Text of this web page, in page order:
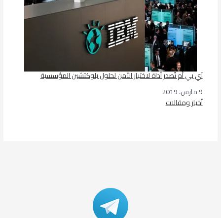
آي بي أم تُصدر أداة لاختبار الأمن لحلول بلوكتشين المؤسسية
التاريخ
9 مارس، 2019
في ما يتعلق بما يأتي
أخبار ومقالات